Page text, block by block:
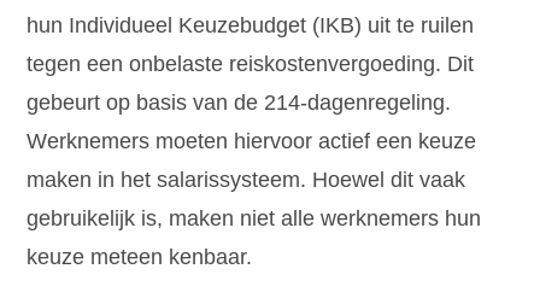
hun Individueel Keuzebudget (IKB) uit te ruilen
tegen een onbelaste reiskostenvergoeding. Dit
gebeurt op basis van de 214-dagenregeling.
Werknemers moeten hiervoor actief een keuze
maken in het salarissysteem. Hoewel dit vaak
gebruikelijk is, maken niet alle werknemers hun
keuze meteen kenbaar.